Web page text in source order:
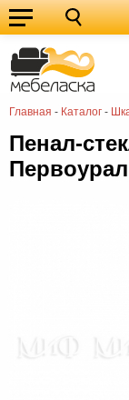
Главная - Каталог -
Кухонные
гарнитуры
Мебель
для
кухни
Мебель
для
спальни
Кровати
Шкафы
Диваны
Пенал-